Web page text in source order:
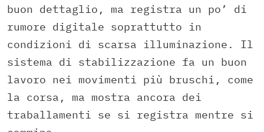
buon dettaglio, ma registra un po’ di
rumore digitale soprattutto in
condizioni di scarsa illuminazione. Il
sistema di stabilizzazione fa un buon
lavoro nei movimenti più bruschi, come
la corsa, ma mostra ancora dei
traballamenti se si registra mentre si